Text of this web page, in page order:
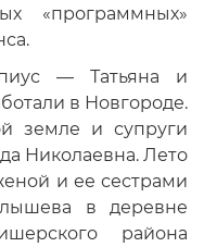
«программных»
— Татьяна и
в Новгороде.
земле и супруги
Николаевна. Лето
и ее сестрами
в деревне
района